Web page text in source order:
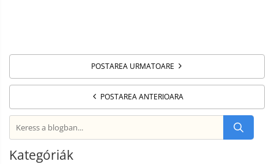
POSTAREA URMATOARE
POSTAREA ANTERIOARA
Kategóriák